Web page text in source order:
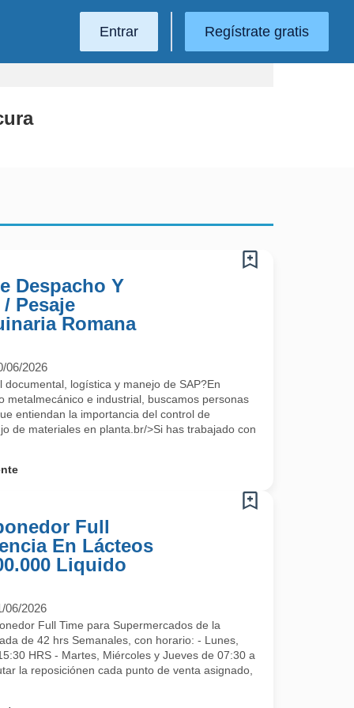
Entrar Regístrate gratis
Despacho Y
Pesaje
Romana
06/2026
logística y manejo de SAP?En
metalmecánico e industrial, buscamos personas
entiendan la importancia del control de
de materiales en planta.br/>Si has trabajado con
Full
En Lácteos
Liquido
06/2026
Full Time para Supermercados de la
de 42 hrs Semanales, con horario: - Lunes,
HRS - Martes, Miércoles y Jueves de 07:30 a
la reposiciónen cada punto de venta asignado,